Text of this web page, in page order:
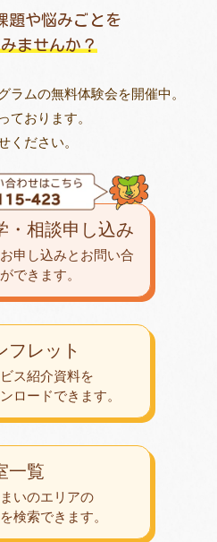
題や悩みごとを
ませんか？
ラムの無料体験会を開催中。
ております。
ください。
一覧
いのエリアの
検索できます。
フレット
ス紹介資料を
ロードできます。
・相談申し込み
申し込みとお問い合
できます。